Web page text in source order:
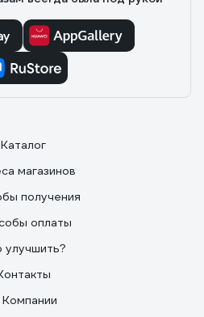
Каталог
магазинов
получения
оплаты
улучшить?